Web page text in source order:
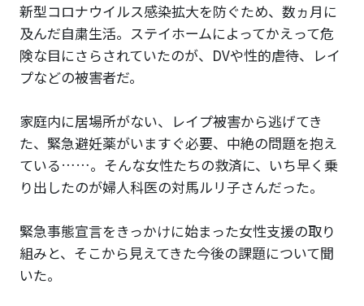
新型コロナウイルス感染拡大を防ぐため、数ヵ月に
及んだ自粛生活。ステイホームによってかえって危
険な目にさらされていたのが、DVや性的虐待、レイ
プなどの被害者だ。
家庭内に居場所がない、レイプ被害から逃げてき
た、緊急避妊薬がいますぐ必要、中絶の問題を抱え
ている……。そんな女性たちの救済に、いち早く乗
り出したのが婦人科医の対馬ルリ子さんだった。
緊急事態宣言をきっかけに始まった女性支援の取り
組みと、そこから見えてきた今後の課題について聞
いた。